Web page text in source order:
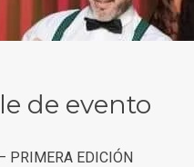
de evento
PRIMERA EDICIÓN